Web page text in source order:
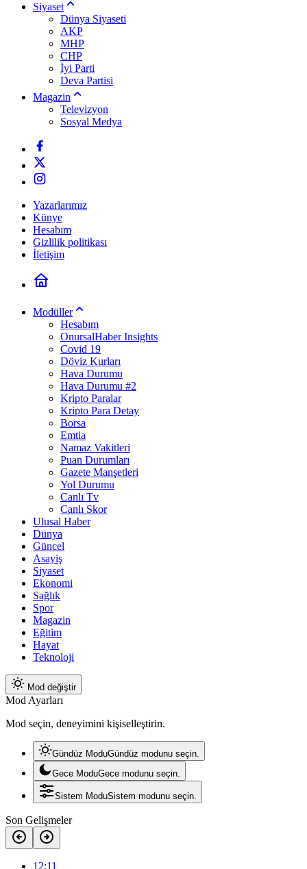
Siyaset
Dünya Siyaseti
AKP
MHP
CHP
İyi Parti
Deva Partisi
Magazin
Televizyon
Sosyal Medya
Yazarlarımız
Künye
Hesabım
Gizlilik politikası
İletişim
Modüller
Hesabım
OnursalHaber Insights
Covid 19
Döviz Kurları
Hava Durumu
Hava Durumu #2
Kripto Paralar
Kripto Para Detay
Borsa
Emtia
Namaz Vakitleri
Puan Durumları
Gazete Manşetleri
Yol Durumu
Canlı Tv
Canlı Skor
Ulusal Haber
Dünya
Güncel
Asayiş
Siyaset
Ekonomi
Sağlık
Spor
Magazin
Eğitim
Hayat
Teknoloji
Mod değiştir
Mod Ayarları
Mod seçin, deneyimini kişiselleştirin.
Gündüz ModuGündüz modunu seçin.
Gece ModuGece modunu seçin.
Sistem ModuSistem modunu seçin.
Son Gelişmeler
12:11